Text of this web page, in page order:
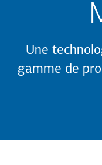
Une
gamme de